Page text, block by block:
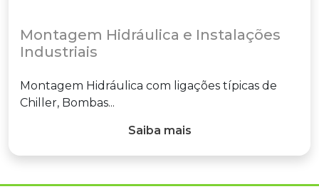
Montagem Hidráulica e Instalações
Industriais
Montagem Hidráulica com ligações típicas de
Chiller, Bombas...
Saiba mais